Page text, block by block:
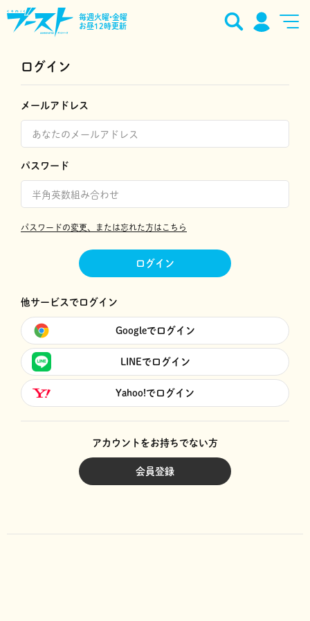
毎週火曜•金曜
お昼12時更新
ログイン
メールアドレス
パスワード
パスワードの変更、または忘れた方はこちら
ログイン
他サービスでログイン
Googleでログイン
LINEでログイン
Yahoo!でログイン
アカウントをお持ちでない方
会員登録